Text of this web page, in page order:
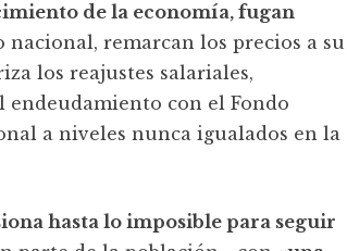
de la economía, fugan
remarcan los precios a su
los reajustes salariales,
endeudamiento con el Fondo
a niveles nunca igualados en la
hasta lo imposible para seguir